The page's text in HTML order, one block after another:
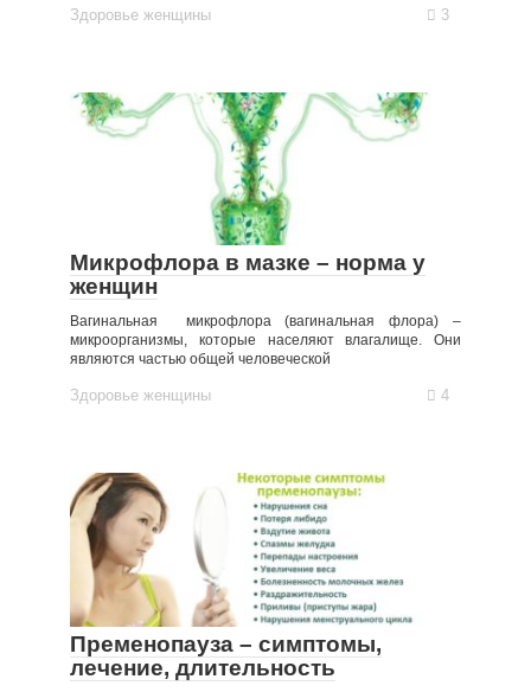
Здоровье женщины 3
Микрофлора в мазке – норма у
женщин
Вагинальная микрофлора (вагинальная флора) –
микроорганизмы, которые населяют влагалище. Они
являются частью общей человеческой
Здоровье женщины 4
Пременопауза – симптомы,
лечение, длительность